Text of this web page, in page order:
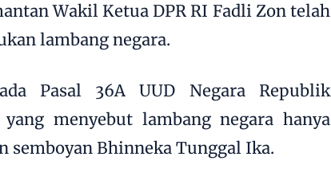
Wakil Ketua DPR RI Fadli Zon telah
lambang negara.
Pasal 36A UUD Negara Republik
menyebut lambang negara hanya
semboyan Bhinneka Tunggal Ika.